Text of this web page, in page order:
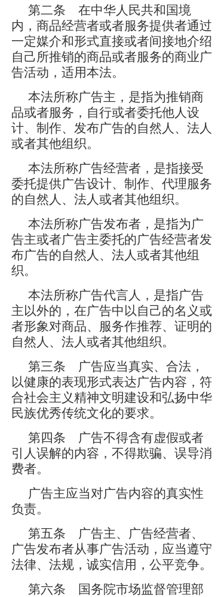
人才引进
专题专栏
VR全景导览
第二条 在中华人民共和国境
内，商品经营者或者服务提供者通过
一定媒介和形式直接或者间接地介绍
自己所推销的商品或者服务的商业广
告活动，适用本法。
本法所称广告主，是指为推销商
品或者服务，自行或者委托他人设
计、制作、发布广告的自然人、法人
或者其他组织。
本法所称广告经营者，是指接受
委托提供广告设计、制作、代理服务
的自然人、法人或者其他组织。
本法所称广告发布者，是指为广
告主或者广告主委托的广告经营者发
布广告的自然人、法人或者其他组
织。
本法所称广告代言人，是指广告
主以外的，在广告中以自己的名义或
者形象对商品、服务作推荐、证明的
自然人、法人或者其他组织。
第三条 广告应当真实、合法，
以健康的表现形式表达广告内容，符
合社会主义精神文明建设和弘扬中华
民族优秀传统文化的要求。
第四条 广告不得含有虚假或者
引人误解的内容，不得欺骗、误导消
费者。
广告主应当对广告内容的真实性
负责。
第五条 广告主、广告经营者、
广告发布者从事广告活动，应当遵守
法律、法规，诚实信用，公平竞争。
第六条 国务院市场监督管理部